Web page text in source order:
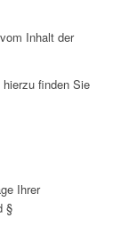
Inhalt der
finden Sie
Ihrer
§